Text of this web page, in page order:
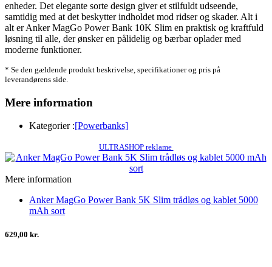
enheder. Det elegante sorte design giver et stilfuldt udseende,
samtidig med at det beskytter indholdet mod ridser og skader. Alt i
alt er Anker MagGo Power Bank 10K Slim en praktisk og kraftfuld
løsning til alle, der ønsker en pålidelig og bærbar oplader med
moderne funktioner.
* Se den gældende produkt beskrivelse, specifikationer og pris på
leverandørens side.
Mere information
Kategorier :[Powerbanks]
ULTRASHOP reklame
Mere information
Anker MagGo Power Bank 5K Slim trådløs og kablet 5000
mAh sort
629,00 kr.